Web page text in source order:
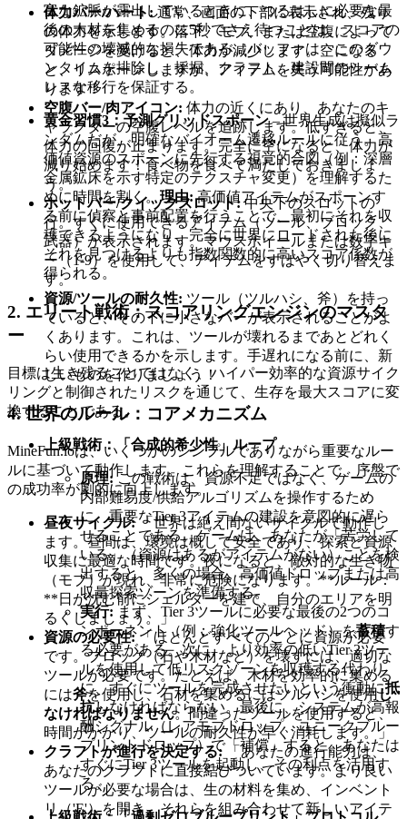
体力バー/ハート:通常、画面の下部に表示され、残り
の体力を示します。落下、モブ、または空腹によって
ダメージを受けると、体力が減少します。空になる
と、リスポーンしますが、アイテムを失う可能性があ
ります！
空腹バー/肉アイコン: 体力の近くにあり、あなたのキ
ャラクターの空腹レベルを追跡します。低すぎると、
体力の回復が止まります。完全に空になると、体力が
減り始めます！食べ物を食べて満たしておきましょ
う。
ホットバー/クイックスロット:中央下のスロットの
行。すぐに使用できるアイテム（ツール、ブロック、
武器）が表示されます。マウスホイールまたは数字キ
ー（1-9）を使用して、アイテムをすばやく切り替えま
す。
資源/ツールの耐久性: ツール（ツルハシ、斧）を持っ
ていると、その下に小さなバーが表示されることがよ
くあります。これは、ツールが壊れるまであとどれく
らい使用できるかを示します。手遅れになる前に、新
しいものを作りましょう！
4. 世界のルール：コアメカニズム
MineFun.ioは、いくつかのシンプルでありながら重要なルー
ルに基づいて動作します。これらを理解することで、序盤で
の成功率が劇的に向上します。
昼夜サイクル:「世界は絶え間ないサイクルで動作し
ます。昼間は、環境は概して安全であり、探索と資源
収集に最適な時間です。夜になると、敵対的な生き物
（モブ）が現れ、非常に危険になります。**ルール：
**日が沈む前にシェルターを建て、自分のエリアを明
るくしましょう。」
資源の必要性:「ほとんどすべてのことに資源が必要
です。ブロック（石や木材など）を壊すには、適切な
ツールが必要です。たとえば、木材を効率的に集める
には斧を使用し、石材を集めるにはツルハシを使用し
なければなりません。間違ったツールを使用すると、
時間がかかり、ツールの耐久性が早く消耗します。」
クラフトが進行を決定する: 「あなたの進行能力は、
あなたのクラフトに直接結びついています。より良い
ツールが必要な場合は、生の材料を集め、インベント
リ（'E'）を開き、それらを組み合わせて新しいアイテ
富な鉱脈が露出しているときに、つるはしに必要な最
後の木材を集めるのに5秒でさえ待つことは、スコアの
可能性の壊滅的な損失である。バッファは、このダウ
ンタイムを排除し、採掘、クラフト、建設間のシーム
レスな移行を保証する。
黄金習慣3：予測グリッドスポーン– 世界生成は擬似ラ
ンダムだが、明確なバイオーム遷移ルールに従う。高
価値資源のスポーンに先行する視覚的合図（例：深層
金属鉱床を示す特定のテクスチャ変更）を理解するた
めに時間を割く。 理由:高価値アイテムがスポーンす
る前に偵察と事前配置を行うことで、最初にそれを収
穫できるようになり、完全に世界にロードされた後に
それを見つけるよりも指数関数的に高いスコア係数が
得られる。
2. エリート戦術：スコアリングエンジンのマスタ
ー
目標は生き残ることではなく、ハイパー効率的な資源サイク
リングと制御されたリスクを通じて、生存を最大スコアに変
換することである。
上級戦術：「合成的希少性」ループ
原理: この戦術は、資源不足ではなく、ゲームの
内部難易度/供給アルゴリズムを操作するため
に、重要なTier 3アイテムの建設を意図的に遅ら
せることである。ゲームは、あなたが「苦労して
いる」（資源はあるがアイテムがない）ことを検
出すると、多くの場合、高価値ドロップまたは高
収量探索ゾーンを準備する。
実行: まず、Tier 3ツールに必要な最後の2つのコ
ンポーネント（例：強化ツールヘッド）を蓄積す
る必要がある。次に、より効率の低いTier 2ツー
ルを使用して低リスクゾーンを収穫する代わり
に、すぐにツールを完成させたいという衝動に抵
抗しなければならない。最後に、システムが高報
酬シグナル（レアモブドロップ、ユニークブルー
プリントドロップ）で「補償」すると、あなたは
すぐにTier 3ツールを起動し、その利点を活用す
る。